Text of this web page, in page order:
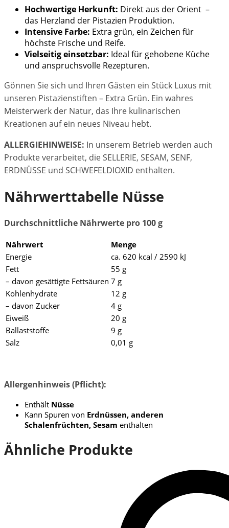
Hochwertige Herkunft: Direkt aus der Orient –
das Herzland der Pistazien Produktion.
Intensive Farbe: Extra grün, ein Zeichen für
höchste Frische und Reife.
Vielseitig einsetzbar: Ideal für gehobene Küche
und anspruchsvolle Rezepturen.
Gönnen Sie sich und Ihren Gästen ein Stück Luxus mit
unseren Pistazienstiften – Extra Grün. Ein wahres
Meisterwerk der Natur, das Ihre kulinarischen
Kreationen auf ein neues Niveau hebt.
ALLERGIEHINWEISE: In unserem Betrieb werden auch
Produkte verarbeitet, die SELLERIE, SESAM, SENF,
ERDNÜSSE und SCHWEFELDIOXID enthalten.
Nährwerttabelle Nüsse
Durchschnittliche Nährwerte pro 100 g
Nährwert
Menge
Energie
ca. 620 kcal / 2590 kJ
Fett
55 g
– davon gesättigte Fettsäuren 7 g
Kohlenhydrate
12 g
– davon Zucker
4 g
Eiweiß
20 g
Ballaststoffe
9 g
Salz
0,01 g
Allergenhinweis (Pflicht):
Enthält Nüsse
Kann Spuren von Erdnüssen, anderen
Schalenfrüchten, Sesam enthalten
Ähnliche Produkte